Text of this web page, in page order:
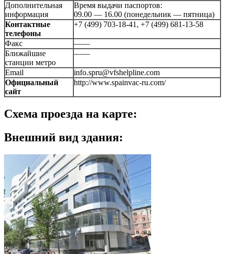
Дополнительная
информация
Время выдачи паспортов:
09.00 — 16.00 (понедельник — пятница)
Контактные
телефоны
+7 (499) 703-18-41, +7 (499) 681-13-58
Факс
——
Ближайшие
станции метро
——
Email
info.spru@vfshelpline.com
Официальный
сайт
http://www.spainvac-ru.com/
Схема проезда на карте:
Внешний вид здания: